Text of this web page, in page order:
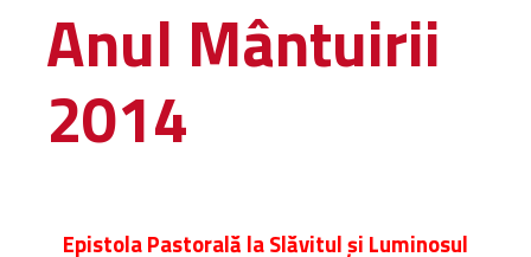
Parohii
RESURSE
Scrisori pastorale
Anul Mântuirii
2014
Epistola Pastorală la Slăvitul și Luminosul